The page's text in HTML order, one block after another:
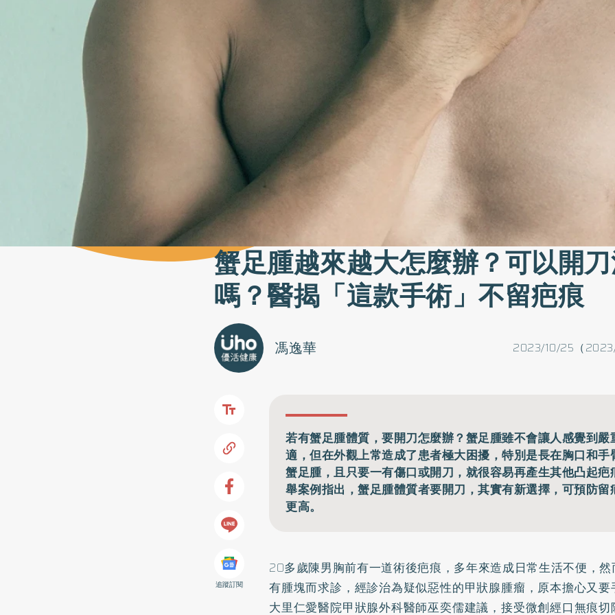
蟹足腫越來越大怎麼辦？可以開
嗎？醫揭「這款手術」不留疤痕
2023/10/25（
馮逸華
追蹤訂閱
若有蟹足腫體質，要開刀怎麼辦？蟹足腫雖不會讓人感覺到嚴
適，但在外觀上常造成了患者極大困擾，特別是長在胸口和手
蟹足腫，且只要一有傷口或開刀，就很容易再產生其他凸起疤
舉案例指出，蟹足腫體質者要開刀，其實有新選擇，可預防留
更高。
20多歲陳男胸前有一道術後疤痕，多年來造成日常生活不便，
有腫塊而求診，經診治為疑似惡性的甲狀腺腫瘤，原本擔心又
大里仁愛醫院甲狀腺外科醫師巫奕儒建議，接受微創經口無痕